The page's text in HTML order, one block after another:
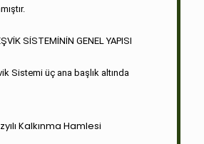
SİSTEMİNİN GENEL YAPISI
Sistemi üç ana başlık altında
Kalkınma Hamlesi